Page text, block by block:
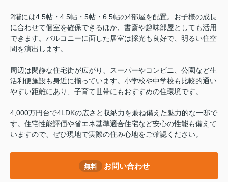
2階には4.5帖・4.5帖・5帖・6.5帖の4部屋を配置。お子様の成長
に合わせて個室を確保できるほか、書斎や趣味部屋としても活用
できます。バルコニーに面した居室は採光も良好で、明るい住空
間を演出します。
周辺は閑静な住宅街が広がり、スーパーやコンビニ、公園など生
活利便施設も身近に揃っています。小学校や中学校も比較的通い
やすい距離にあり、子育て世帯にもおすすめの住環境です。
4,000万円台で4LDKの広さと収納力を兼ね備えた魅力的な一邸で
す。住宅性能評価や省エネ基準適合住宅など安心の性能も備えて
いますので、ぜひ現地で実際の住み心地をご確認ください。
無料 お問い合わせ